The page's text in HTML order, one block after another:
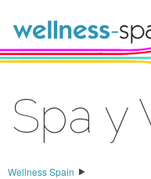
Spa y
Wellness Spain